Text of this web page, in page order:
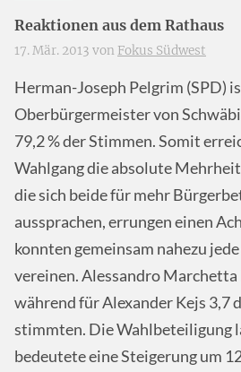
Reaktionen aus dem Rathaus
17. Mär. 2013 von Fokus Südwest
Herman-Joseph Pelgrim (SPD)
Oberbürgermeister von
79,2 % der Stimmen. Somit
Wahlgang die absolute
die sich beide für mehr
aussprachen, errungen einen
konnten gemeinsam nahezu
vereinen. Alessandro Marchetta
während für Alexander Kejs 3,7
stimmten. Die Wahlbeteiligung
bedeutete eine Steigerung um